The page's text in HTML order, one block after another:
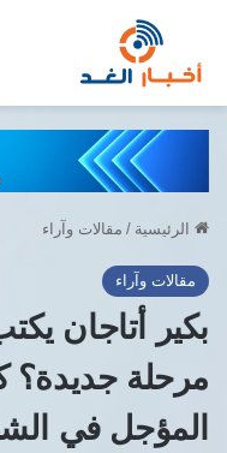
الرئيسية / مقالات وآراء
مقالات وآراء
بكير أتاجان
مرحلة جديدة؟
المؤجل في